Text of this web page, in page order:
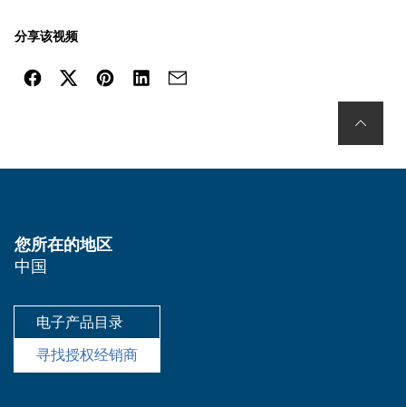
分享该视频
您所在的地区
中国
电子产品目录
寻找授权经销商